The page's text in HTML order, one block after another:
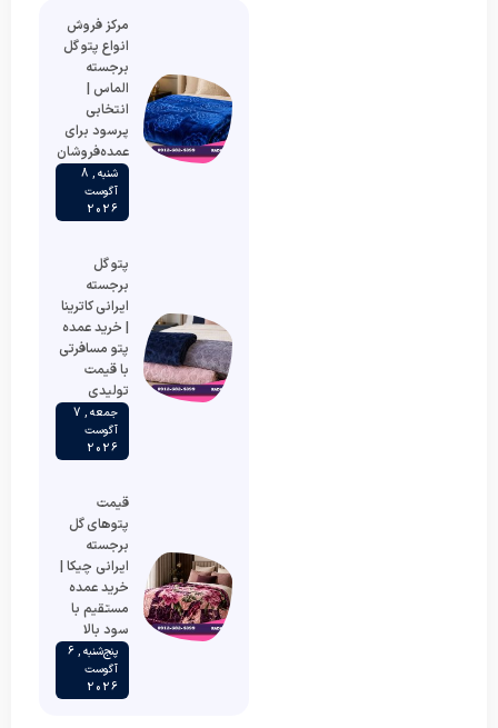
مرکز فروش
انواع پتو گل
برجسته
الماس |
انتخابی
پرسود برای
عمده‌فروشان
شنبه , 8
آگوست
2026
پتو گل
برجسته
ایرانی کاترینا
| خرید عمده
پتو مسافرتی
با قیمت
تولیدی
جمعه , 7
آگوست
2026
قیمت
پتوهای گل
برجسته
ایرانی چیکا |
خرید عمده
مستقیم با
سود بالا
پنج‌شنبه , 6
آگوست
2026